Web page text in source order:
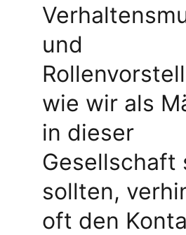
und
wie wir als
in dieser
Gesellschaft
sollten,
oft den